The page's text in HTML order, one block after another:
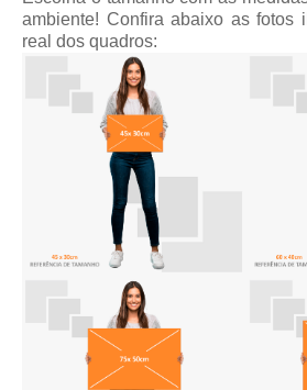
ambiente! Confira abaixo as fotos
real dos quadros: